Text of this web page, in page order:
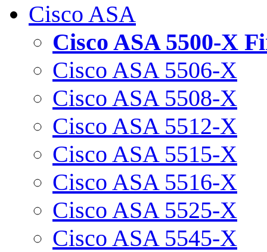
Cisco ASA
Cisco ASA 5500-X
Cisco ASA 5506-X
Cisco ASA 5508-X
Cisco ASA 5512-X
Cisco ASA 5515-X
Cisco ASA 5516-X
Cisco ASA 5525-X
Cisco ASA 5545-X